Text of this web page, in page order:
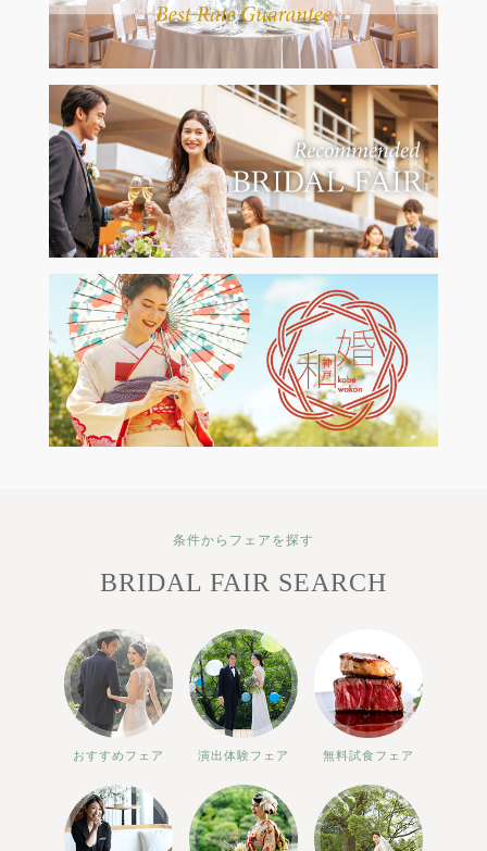
条件からフェアを探す
BRIDAL FAIR SEARCH
おすすめフェア 演出体験フェア 無料試食フェア